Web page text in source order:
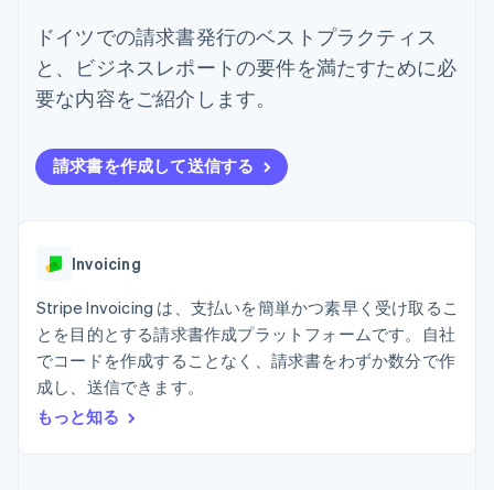
構築済み決済
Elements
柔軟な UI コン
ポーネント
125 以上の決
済手段を利用
対面支払い
Boost
決済成功率の
最適化
Link
スピーディー
な決済
Tax
消費税と
VAT の自動
計算
Revenue
Recognition
会計管理の
自動化
Sigma
Pipeline
データの同
期
その他
グローバルビジネス
アプリ内決済
マーケットプレイス
資金管理
プラットフォーム
業種別
ゲーム
ホスピタリティ、旅行、
レジャー
保険
メディアおよびエンター
テインメント
プラットフォームまたは
マーケットプレイスを構
築する
サブスクリプションを管
理
ステーブルコイン担保型
のカードを発行
エージェントによるサー
と管理
リソース
アプリへの導入
コードサンプル
開発者のブログ
会社
製品ロードマップ
Sessions 年次カンファ
レンス
ニュースルーム
お問い合わせ
営業にお問い合わせ
パートナーになる
ドイツでの請求書発行のベストプラクティス
と、ビジネスレポートの要件を満たすために必
要な内容をご紹介します。
請求書を作成して送信する
Invoicing
Stripe Invoicing は、支払いを簡単かつ素早く受け取るこ
とを目的とする請求書作成プラットフォームです。自社
でコードを作成することなく、請求書をわずか数分で作
成し、送信できます。
もっと知る